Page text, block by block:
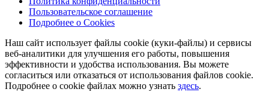
Пользовательское соглашение
Подробнее о Cookies
Наш сайт использует файлы cookie (куки-файлы) и сервисы
веб-аналитики для улучшения его работы, повышения
эффективности и удобства использования. Вы можете
согласиться или отказаться от использования файлов сookie.
Подробнее о cookie файлах можно узнать здесь.